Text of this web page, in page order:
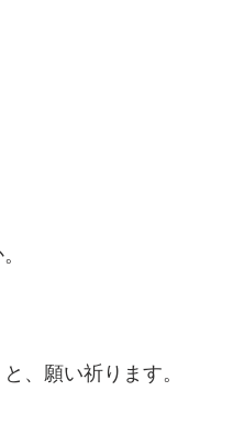
、願い祈ります。